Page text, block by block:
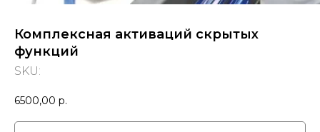
Комплексная активаций скрытых
функций
SKU:
6500,00 р.